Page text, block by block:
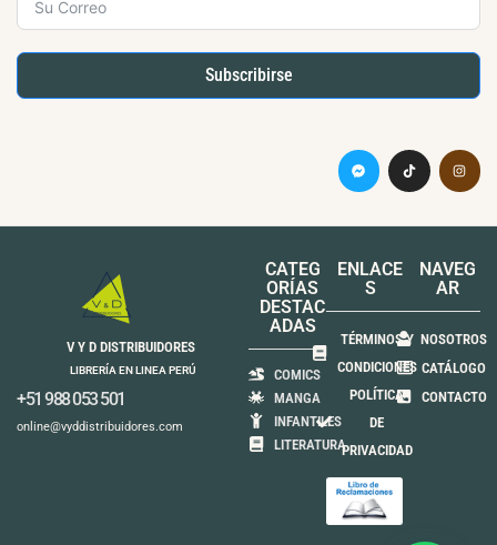
Subscribirse
V Y D DISTRIBUIDORES
LIBRERÍA EN LINEA PERÚ
+51 988 053 501
online@vyddistribuidores.com
CATEG
ORÍAS
DESTAC
ADAS
COMICS
MANGA
INFANTILES
LITERATURA
ENLACE
S
TÉRMINOS Y
CONDICIONES
POLÍTICA
DE
PRIVACIDAD
NAVEG
AR
NOSOTROS
CATÁLOGO
CONTACTO